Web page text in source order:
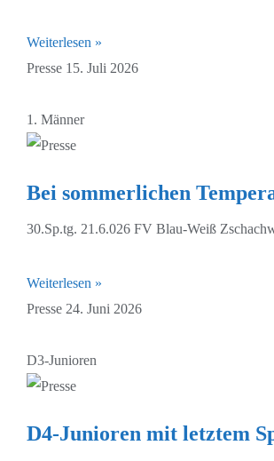
Weiterlesen »
Presse 15. Juli 2026
1. Männer
Bei sommerlichen
30.Sp.tg. 21.6.026 FV Blau-Weiß
Weiterlesen »
Presse 24. Juni 2026
D3-Junioren
D4-Junioren mit letztem